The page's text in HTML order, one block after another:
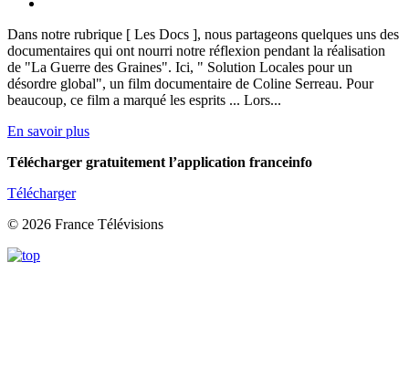
Dans notre rubrique [ Les Docs ], nous partageons quelques uns des
documentaires qui ont nourri notre réflexion pendant la réalisation
de "La Guerre des Graines". Ici, " Solution Locales pour un
désordre global", un film documentaire de Coline Serreau. Pour
beaucoup, ce film a marqué les esprits ... Lors...
En savoir plus
Télécharger gratuitement l’application franceinfo
Télécharger
© 2026 France Télévisions